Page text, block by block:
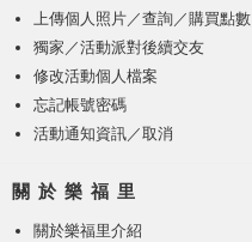
上傳個人照片／查詢／購買點數
獨家／活動派對後續交友
修改活動個人檔案
忘記帳號密碼
活動通知資訊／取消
關 於 樂 福 里
關於樂福里介紹